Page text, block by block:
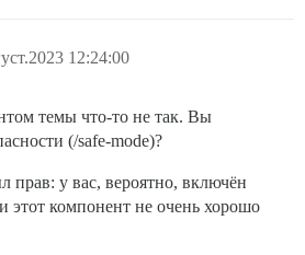
12:24:00
темы что-то не так. Вы
(/safe-mode)?
прав: у вас, вероятно, включён
этот компонент не очень хорошо